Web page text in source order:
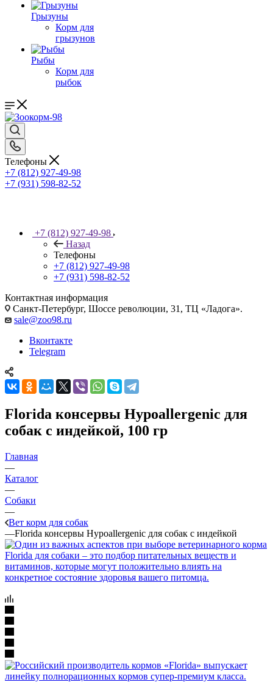
Грызуны
Корм для
грызунов
Рыбы
Корм для
рыбок
Телефоны
+7 (812) 927-49-98
+7 (931) 598-82-52
+7 (812) 927-49-98
Назад
Телефоны
+7 (812) 927-49-98
+7 (931) 598-82-52
Контактная информация
Санкт-Петербург, Шоссе революции, 31, ТЦ «Ладога».
sale@zoo98.ru
Вконтакте
Telegram
Florida консервы Hypoallergenic для
собак с индейкой, 100 гр
Главная
—
Каталог
—
Собаки
—
Вет корм для собак
—Florida консервы Hypoallergenic для собак с индейкой